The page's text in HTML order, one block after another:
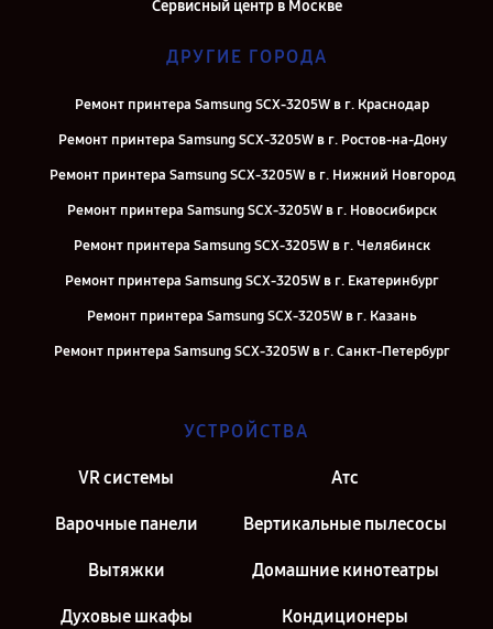
Сервисный центр в Москве
ДРУГИЕ ГОРОДА
Ремонт принтера Samsung SCX-3205W в г. Краснодар
Ремонт принтера Samsung SCX-3205W в г. Ростов-на-Дону
Ремонт принтера Samsung SCX-3205W в г. Нижний Новгород
Ремонт принтера Samsung SCX-3205W в г. Новосибирск
Ремонт принтера Samsung SCX-3205W в г. Челябинск
Ремонт принтера Samsung SCX-3205W в г. Екатеринбург
Ремонт принтера Samsung SCX-3205W в г. Казань
Ремонт принтера Samsung SCX-3205W в г. Санкт-Петербург
УСТРОЙСТВА
VR системы Атс
Варочные панели Вертикальные пылесосы
Вытяжки Домашние кинотеатры
Духовые шкафы Кондиционеры